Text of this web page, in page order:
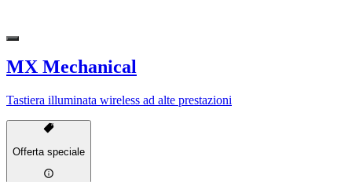
MX Mechanical
Tastiera illuminata wireless ad alte prestazioni
Offerta speciale